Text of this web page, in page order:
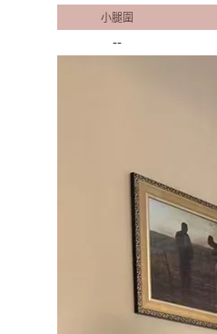
小腿圍
--